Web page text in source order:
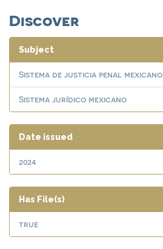
Discover
Subject
Sistema de justicia penal mexicano
Sistema jurídico mexicano
Date issued
2024
Has File(s)
true